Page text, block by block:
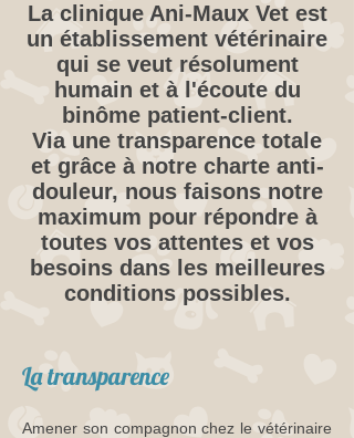
La clinique Ani-Maux Vet est
un établissement vétérinaire
qui se veut résolument
humain et à l'écoute du
binôme patient-client.
Via une transparence totale
et grâce à notre charte anti-
douleur, nous faisons notre
maximum pour répondre à
toutes vos attentes et vos
besoins dans les meilleures
conditions possibles.
La transparence
Amener son compagnon chez le vétérinaire